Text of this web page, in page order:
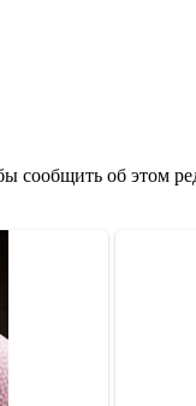
сообщить об этом